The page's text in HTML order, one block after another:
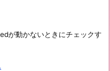
が動かないときにチェックす